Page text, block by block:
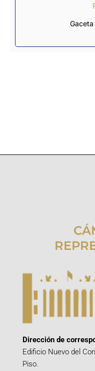
Dirección de
Edificio Nuevo del
Piso.